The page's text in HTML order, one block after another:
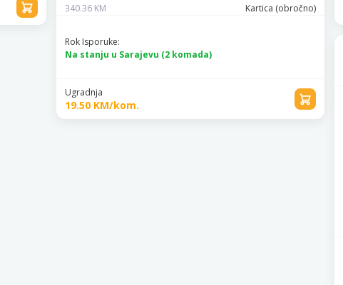
340.36 KM
Kartica (obročno)
Rok Isporuke:
Na stanju u Sarajevu (2 komada)
Ugradnja
19.50 KM/kom.